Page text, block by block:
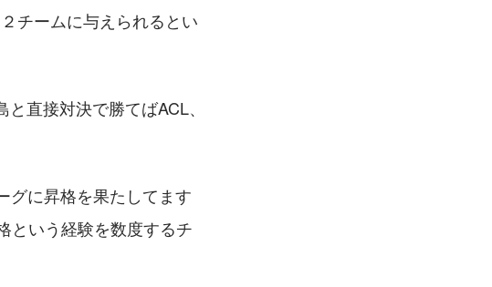
チームに与えられるとい
直接対決で勝てばACL、
グに昇格を果たしてます
という経験を数度するチ